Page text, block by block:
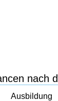
nach